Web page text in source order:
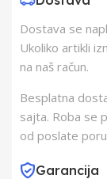
Zemlja Uvoza
Barkod
Dostava se
Ukoliko artikli
na naš račun.
Besplatna
sajta. Roba se
od poslate
Garancija